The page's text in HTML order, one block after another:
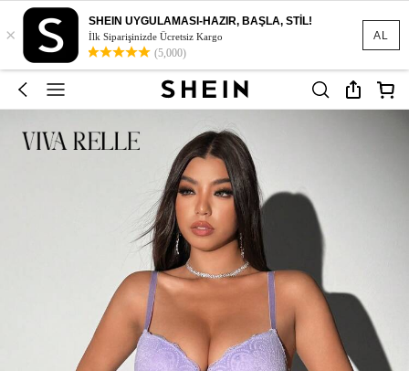
AL
×
SHEIN UYGULAMASI-HAZIR, BAŞLA, STİL!
İlk Siparişinizde Ücretsiz Kargo
(5,000)